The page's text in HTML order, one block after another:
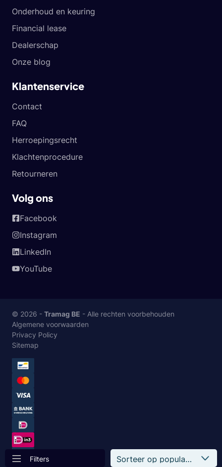
Filters
Onderhoud en keuring
Financial lease
Dealerschap
Onze blog
Klantenservice
Contact
FAQ
Herroepingsrecht
Klachtenprocedure
Retourneren
Volg ons
Facebook
Instagram
LinkedIn
YouTube
© 2026 - Tramag BE - Alle rechten voorbehouden
Algemene voorwaarden
Privacy Policy
Sitemap